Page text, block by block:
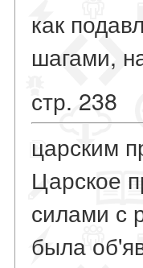
как
шагами,
стр. 238
царским
Царское
силами с
была